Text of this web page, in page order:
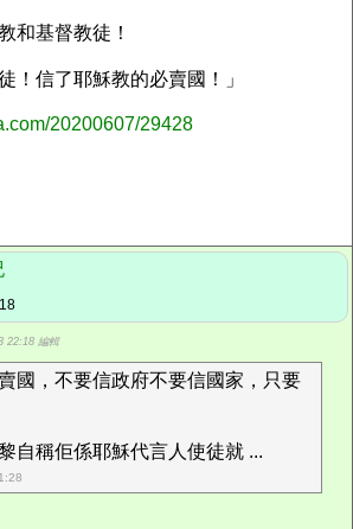
和基督教徒！
！信了耶穌教的必賣國！」
20200607/29428
22:18 編輯
國，不要信政府不要信國家，只要
自稱佢係耶穌代言人使徒就 ...